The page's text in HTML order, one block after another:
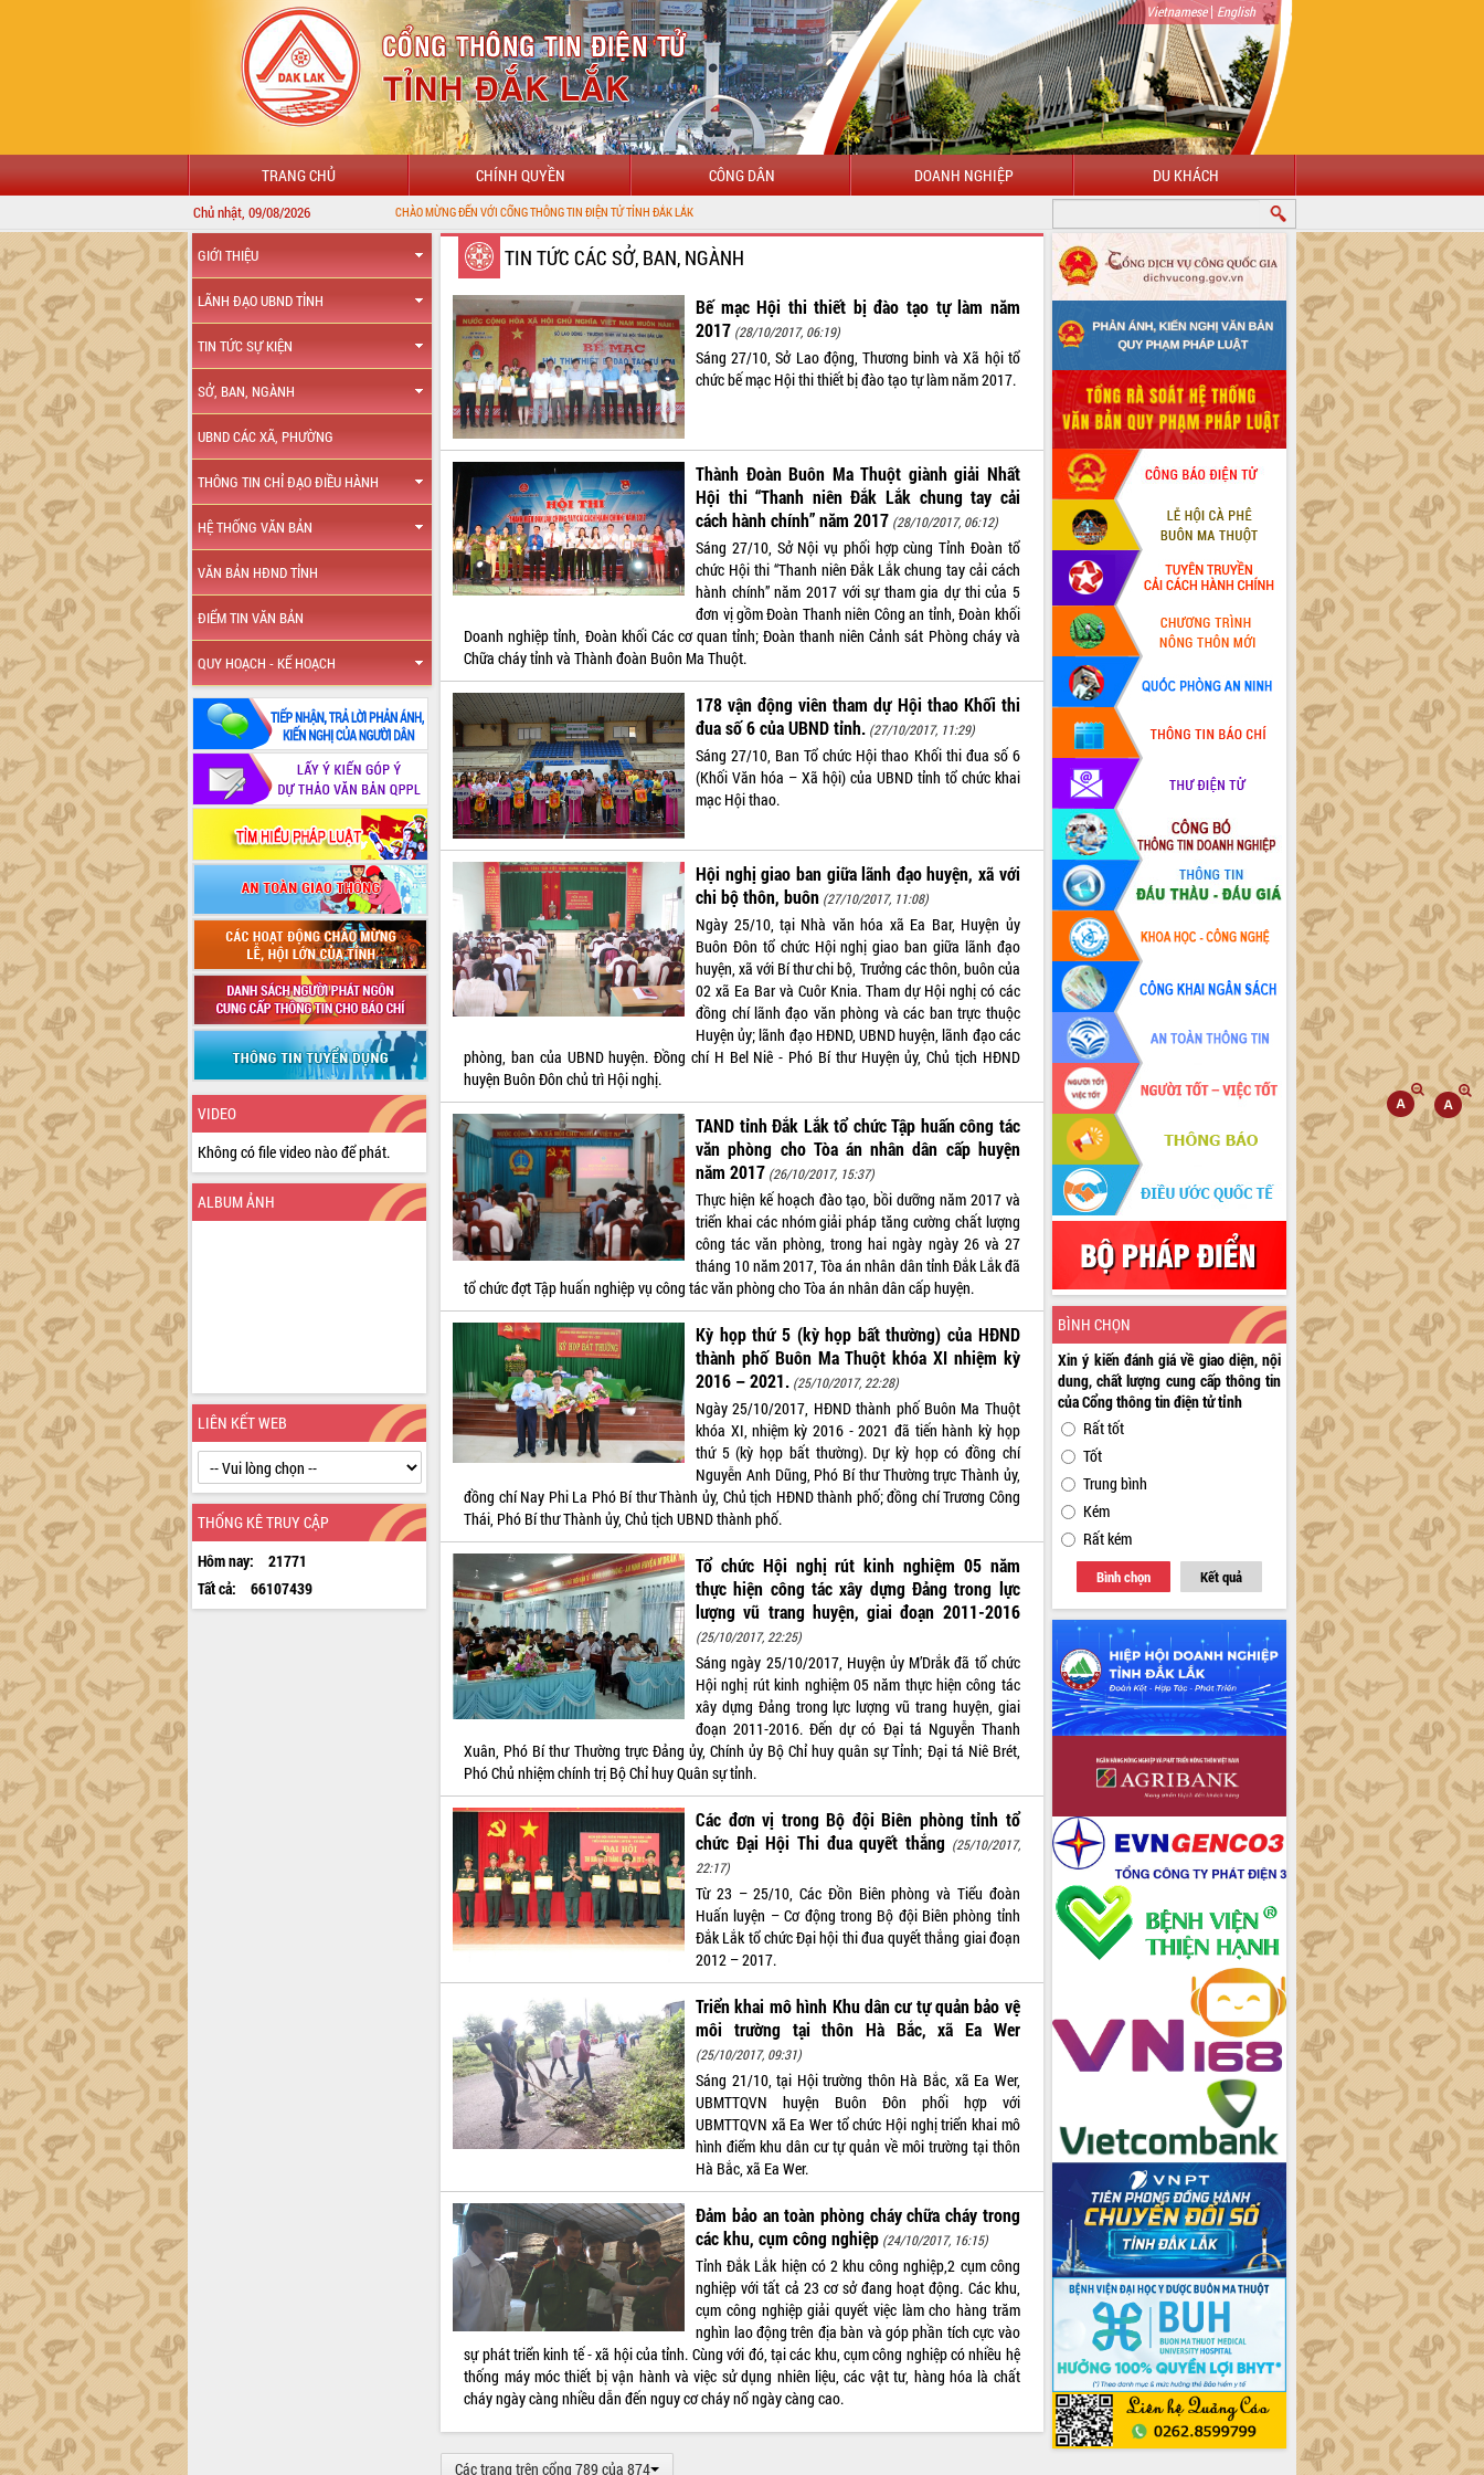
Vietnamese| English
TRANG CHỦ CHÍNH QUYỀN CÔNG DÂN DOANH NGHIỆP DU KHÁCH
Chủ nhật, 09/08/2026 CHÀO MỪNG ĐẾN VỚI CỔNG THÔNG TIN ĐIỆN TỬ TỈNH ĐẮK LẮK
GIỚI THIỆU
LÃNH ĐẠO UBND TỈNH
TIN TỨC SỰ KIỆN
SỞ, BAN, NGÀNH
UBND CÁC XÃ, PHƯỜNG
THÔNG TIN CHỈ ĐẠO ĐIỀU HÀNH
HỆ THỐNG VĂN BẢN
VĂN BẢN HĐND TỈNH
ĐIỂM TIN VĂN BẢN
QUY HOẠCH - KẾ HOẠCH
VIDEO
Không có file video nào để phát.
ALBUM ẢNH
LIÊN KẾT WEB
THỐNG KÊ TRUY CẬP
Hôm nay:
21771
Tất cả:
66107439
TIN TỨC CÁC SỞ, BAN, NGÀNH
Bế mạc Hội thi thiết bị đào tạo tự làm năm
2017 (28/10/2017, 06:19)
Sáng 27/10, Sở Lao động, Thương binh và Xã hội tổ
chức bế mạc Hội thi thiết bị đào tạo tự làm năm 2017.
Thành Đoàn Buôn Ma Thuột giành giải Nhất
Hội thi “Thanh niên Đắk Lắk chung tay cải
cách hành chính” năm 2017 (28/10/2017, 06:12)
Sáng 27/10, Sở Nội vụ phối hợp cùng Tỉnh Đoàn tổ
chức Hội thi “Thanh niên Đắk Lắk chung tay cải cách
hành chính” năm 2017 với sự tham gia dự thi của 5
đơn vị gồm Đoàn Thanh niên Công an tỉnh, Đoàn khối
Doanh nghiệp tỉnh, Đoàn khối Các cơ quan tỉnh; Đoàn thanh niên Cảnh sát Phòng cháy và
Chữa cháy tỉnh và Thành đoàn Buôn Ma Thuột.
178 vận động viên tham dự Hội thao Khối thi
đua số 6 của UBND tỉnh. (27/10/2017, 11:29)
Sáng 27/10, Ban Tổ chức Hội thao Khối thi đua số 6
(Khối Văn hóa – Xã hội) của UBND tỉnh tổ chức khai
mạc Hội thao.
Hội nghị giao ban giữa lãnh đạo huyện, xã với
chi bộ thôn, buôn (27/10/2017, 11:08)
Ngày 25/10, tại Nhà văn hóa xã Ea Bar, Huyện ủy
Buôn Đôn tổ chức Hội nghị giao ban giữa lãnh đạo
huyện, xã với Bí thư chi bộ, Trưởng các thôn, buôn của
02 xã Ea Bar và Cuôr Knia. Tham dự Hội nghị có các
đồng chí lãnh đạo văn phòng và các ban trực thuộc
Huyện ủy; lãnh đạo HĐND, UBND huyện, lãnh đạo các
phòng, ban của UBND huyện. Đồng chí H Bel Niê - Phó Bí thư Huyện ủy, Chủ tịch HĐND
huyện Buôn Đôn chủ trì Hội nghị.
TAND tỉnh Đắk Lắk tổ chức Tập huấn công tác
văn phòng cho Tòa án nhân dân cấp huyện
năm 2017 (26/10/2017, 15:37)
Thực hiện kế hoạch đào tạo, bồi dưỡng năm 2017 và
triển khai các nhóm giải pháp tăng cường chất lượng
công tác văn phòng, trong hai ngày ngày 26 và 27
tháng 10 năm 2017, Tòa án nhân dân tỉnh Đắk Lắk đã
tổ chức đợt Tập huấn nghiệp vụ công tác văn phòng cho Tòa án nhân dân cấp huyện.
Kỳ họp thứ 5 (kỳ họp bất thường) của HĐND
thành phố Buôn Ma Thuột khóa XI nhiệm kỳ
2016 – 2021. (25/10/2017, 22:28)
Ngày 25/10/2017, HĐND thành phố Buôn Ma Thuột
khóa XI, nhiệm kỳ 2016 - 2021 đã tiến hành kỳ họp
thứ 5 (kỳ họp bất thường). Dự kỳ họp có đồng chí
Nguyễn Anh Dũng, Phó Bí thư Thường trực Thành ủy,
đồng chí Nay Phi La Phó Bí thư Thành ủy, Chủ tịch HĐND thành phố; đồng chí Trương Công
Thái, Phó Bí thư Thành ủy, Chủ tịch UBND thành phố.
Tổ chức Hội nghị rút kinh nghiệm 05 năm
thực hiện công tác xây dựng Đảng trong lực
lượng vũ trang huyện, giai đoạn 2011-2016
(25/10/2017, 22:25)
Sáng ngày 25/10/2017, Huyện ủy M’Drắk đã tổ chức
Hội nghị rút kinh nghiệm 05 năm thực hiện công tác
xây dựng Đảng trong lực lượng vũ trang huyện, giai
đoạn 2011-2016. Đến dự có Đại tá Nguyễn Thanh
Xuân, Phó Bí thư Thường trực Đảng ủy, Chính ủy Bộ Chỉ huy quân sự Tỉnh; Đại tá Niê Brét,
Phó Chủ nhiệm chính trị Bộ Chỉ huy Quân sự tỉnh.
Các đơn vị trong Bộ đội Biên phòng tỉnh tổ
chức Đại Hội Thi đua quyết thắng (25/10/2017,
22:17)
Từ 23 – 25/10, Các Đồn Biên phòng và Tiểu đoàn
Huấn luyện – Cơ động trong Bộ đội Biên phòng tỉnh
Đắk Lắk tổ chức Đại hội thi đua quyết thắng giai đoạn
2012 – 2017.
Triển khai mô hình Khu dân cư tự quản bảo vệ
môi trường tại thôn Hà Bắc, xã Ea Wer
(25/10/2017, 09:31)
Sáng 21/10, tại Hội trường thôn Hà Bắc, xã Ea Wer,
UBMTTQVN huyện Buôn Đôn phối hợp với
UBMTTQVN xã Ea Wer tổ chức Hội nghị triển khai mô
hình điểm khu dân cư tự quản về môi trường tại thôn
Hà Bắc, xã Ea Wer.
Đảm bảo an toàn phòng cháy chữa cháy trong
các khu, cụm công nghiệp (24/10/2017, 16:15)
Tỉnh Đắk Lắk hiện có 2 khu công nghiệp,2 cụm công
nghiệp với tất cả 23 cơ sở đang hoạt động. Các khu,
cụm công nghiệp giải quyết việc làm cho hàng trăm
nghìn lao động trên địa bàn và góp phần tích cực vào
sự phát triển kinh tế - xã hội của tỉnh. Cùng với đó, tại các khu, cụm công nghiệp có nhiều hệ
thống máy móc thiết bị vận hành và việc sử dụng nhiên liệu, các vật tư, hàng hóa là chất
cháy ngày càng nhiều dẫn đến nguy cơ cháy nổ ngày càng cao.
Các trang trên cổng 789 của 874
BÌNH CHỌN
Xin ý kiến đánh giá về giao diện, nội
dung, chất lượng cung cấp thông tin
của Cổng thông tin điện tử tỉnh
Rất tốt
Tốt
Trung bình
Kém
Rất kém
Bình chọn Kết quả